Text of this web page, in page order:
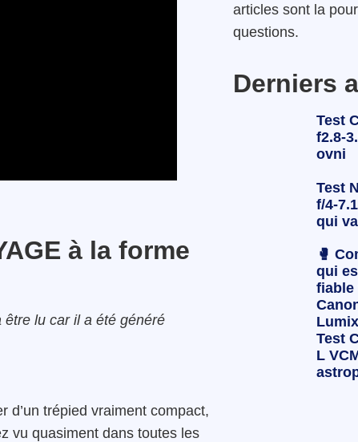
à la forme
lu car il a été généré
d’un trépied vraiment compact,
vu quasiment dans toutes les
articles sont la
questions.
Derniers
Test
f2.8-
ovni
Test
f/4-
qui
🥊
qui
fiable
Test
L